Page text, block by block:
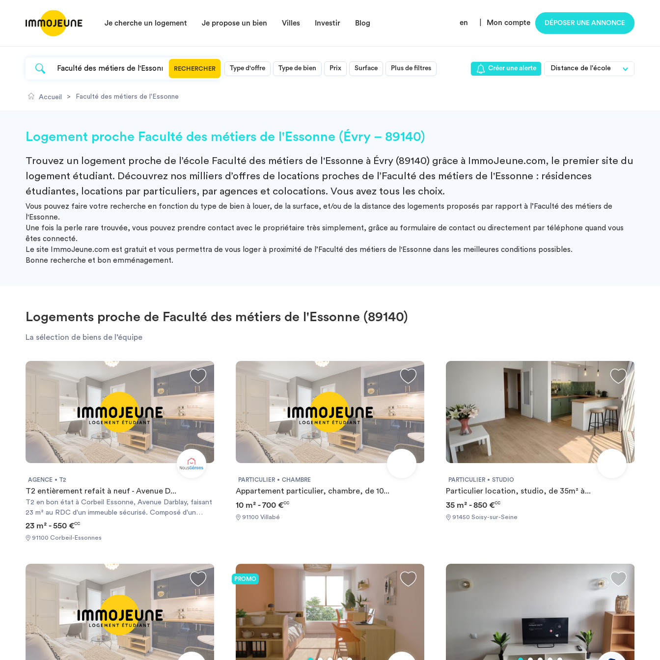
Je cherche un logement Je propose un bien Villes Investir Blog en Mon compte DÉPOSER UNE ANNONCE
RECHERCHER Type d'offre Type de bien Prix Surface Plus de filtres Créer une alerte
Accueil > Faculté des métiers de l'Essonne
Logement proche Faculté des métiers de l'Essonne (Évry – 89140)
Trouvez un logement proche de l’école Faculté des métiers de l'Essonne à Évry (89140) grâce à ImmoJeune.com, le premier site du
logement étudiant. Découvrez nos milliers d’offres de locations proches de l’Faculté des métiers de l'Essonne : résidences
étudiantes, locations par particuliers, par agences et colocations. Vous avez tous les choix.
Vous pouvez faire votre recherche en fonction du type de bien à louer, de la surface, et/ou de la distance des logements proposés par rapport à l’Faculté des métiers de
l'Essonne.
Une fois la perle rare trouvée, vous pouvez prendre contact avec le propriétaire très simplement, grâce au formulaire de contact ou directement par téléphone quand vous
êtes connecté.
Le site ImmoJeune.com est gratuit et vous permettra de vous loger à proximité de l’Faculté des métiers de l'Essonne dans les meilleures conditions possibles.
Bonne recherche et bon emménagement.
Logements proche de Faculté des métiers de l'Essonne (89140)
La sélection de biens de l’équipe
AGENCE T2
T2 entièrement refait à neuf - Avenue D...
T2 en bon état à Corbeil Essonne, Avenue Darblay, faisant
23 m² au RDC d'un immeuble sécurisé. Composé d'un
séjour, d'une cuisine équipée + lave-linge, d'une chambre et
d'une salle de douche + WC. Loué meublé et équipé.
Calme, centre ville à proximité. RER D Corbeil Essonnes à
Chauffage et eau chaude individuels. Frais d'agence 299 E.
Pour toute question ou demande de visite, merci de faire
un mail via l'annonce directement
23 m² - 550 €CC
91100 Corbeil-Essonnes
PARTICULIER CHAMBRE
Appartement particulier, chambre, de 10...
10 m² - 700 €CC
91100 Villabé
PARTICULIER STUDIO
Particulier location, studio, de 35m² à...
35 m² - 850 €CC
91450 Soisy-sur-Seine
PROMO